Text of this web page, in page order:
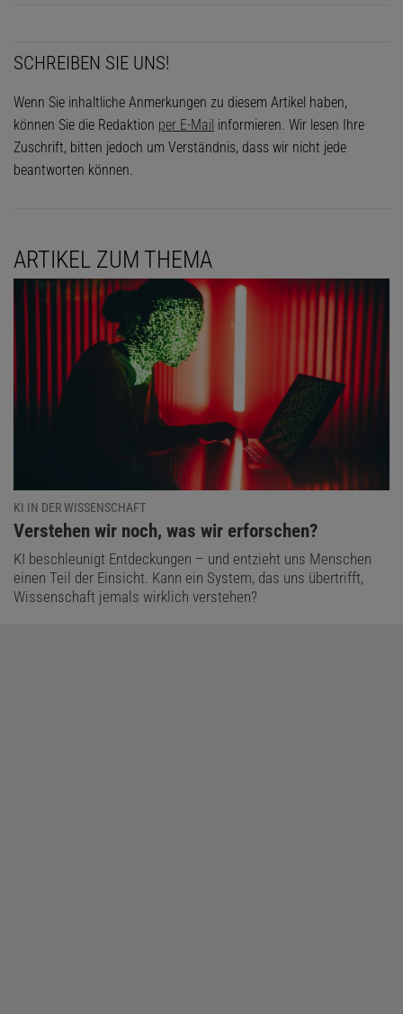
SCHREIBEN SIE UNS!
Wenn Sie inhaltliche Anmerkungen zu diesem Artikel haben,
können Sie die Redaktion per E-Mail informieren. Wir lesen Ihre
Zuschrift, bitten jedoch um Verständnis, dass wir nicht jede
beantworten können.
ARTIKEL ZUM THEMA
KI IN DER WISSENSCHAFT
:
Verstehen wir noch, was wir erforschen?
KI beschleunigt Entdeckungen – und entzieht uns Menschen
einen Teil der Einsicht. Kann ein System, das uns übertrifft,
Wissenschaft jemals wirklich verstehen?